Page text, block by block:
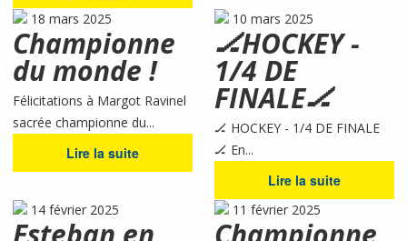
18 mars 2025
Championne
du monde !
Félicitations à Margot Ravinel
sacrée championne du...
Lire la suite
10 mars 2025
🏒HOCKEY -
1/4 DE
FINALE🏒
🏒 HOCKEY - 1/4 DE FINALE
🏒 En...
Lire la suite
14 février 2025 11 février 2025